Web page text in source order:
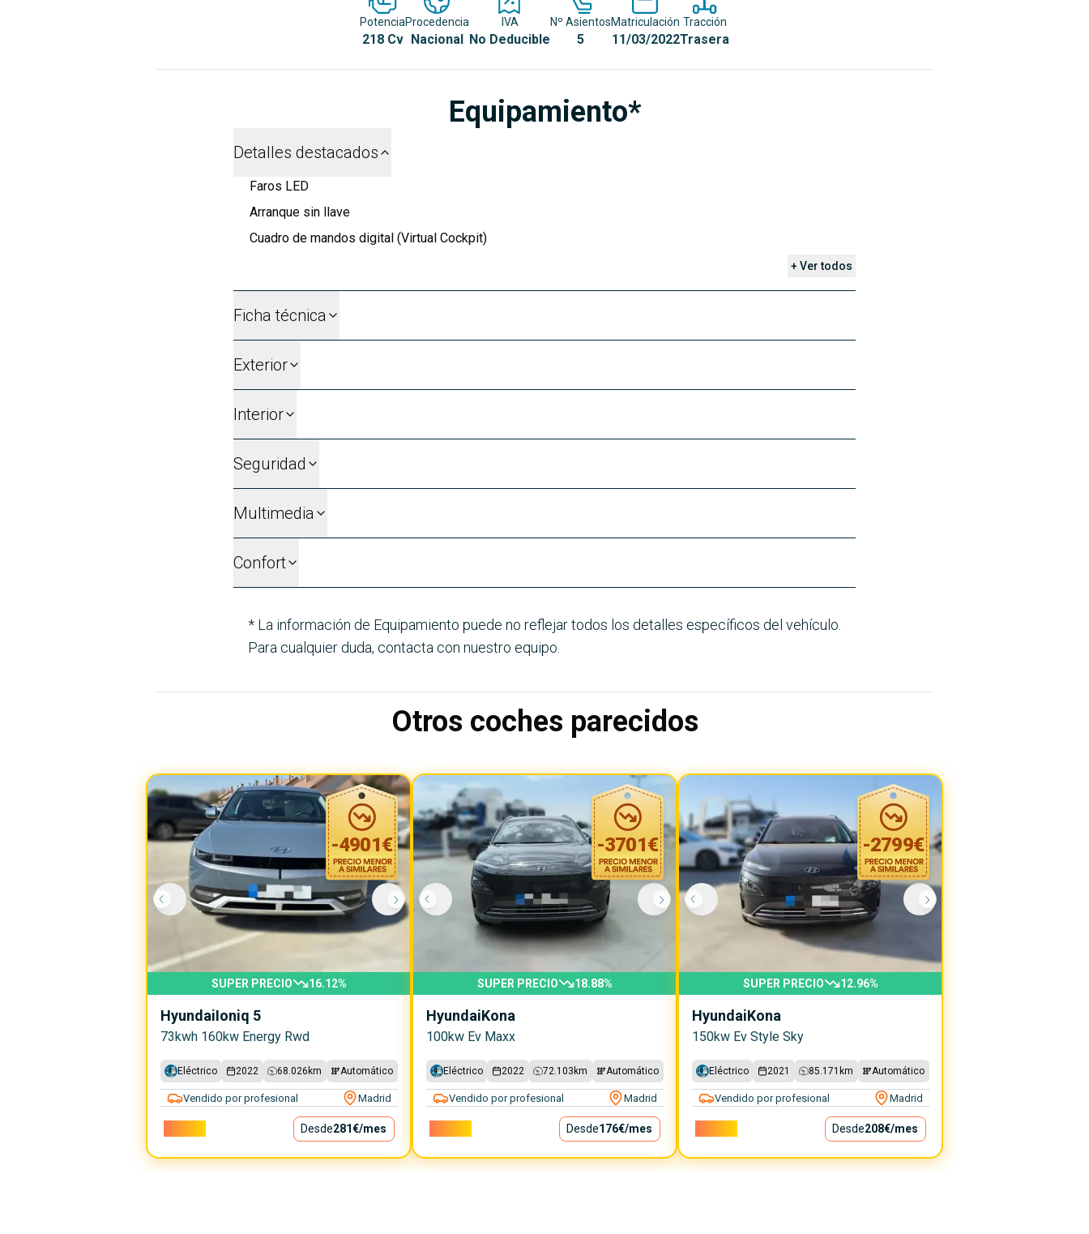
Potencia
218 Cv
Procedencia
Nacional
IVA
No Deducible
Nº Asientos
5
Matriculación
11/03/2022
Tracción
Trasera
Equipamiento*
Detalles destacados
Faros LED
Arranque sin llave
Cuadro de mandos digital (Virtual Cockpit)
+ Ver todos
Ficha técnica
Exterior
Interior
Seguridad
Multimedia
Confort
* La información de Equipamiento puede no reflejar todos los detalles específicos del vehículo.
Para cualquier duda, contacta con nuestro equipo.
Otros coches parecidos
-4901€
SUPER PRECIO 16.12%
HyundaiIoniq 5
73kwh 160kw Energy Rwd
Eléctrico 2022 68.026 km Automático
Vendido por profesional Madrid
Desde281€/mes
-3701€
SUPER PRECIO 18.88%
HyundaiKona
100kw Ev Maxx
Eléctrico 2022 72.103 km Automático
Vendido por profesional Madrid
Desde176€/mes
-2799€
SUPER PRECIO 12.96%
HyundaiKona
150kw Ev Style Sky
Eléctrico 2021 85.171 km Automático
Vendido por profesional Madrid
Desde208€/mes